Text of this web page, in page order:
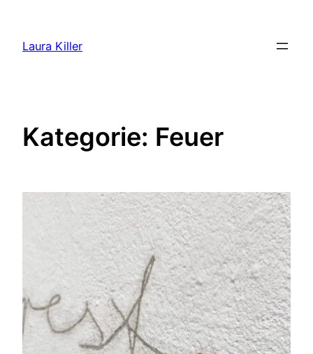
springen
Laura Killer
Kategorie: Feuer